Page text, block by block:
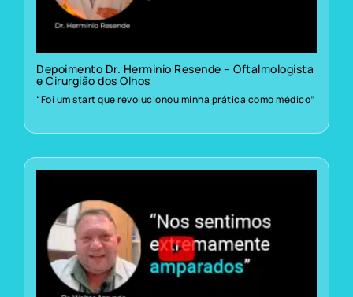
Depoimento Dr. Herminio Resende – Oftalmologista
e Cirurgião dos Olhos
“Foi um start que revolucionou minha prática como médico”